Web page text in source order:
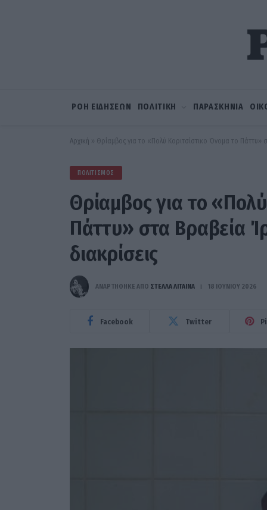
ΡΟΗ ΕΙΔΗΣΕΩΝ ΠΟΛΙΤΙΚΗ ΠΑΡΑΣΚΗΝΙΑ
Αρχική » Θρίαμβος για το «Πολύ Κοριτσίστικο Όνομα το Πάττυ»
ΠΟΛΙΤΙΣΜΌΣ
Θρίαμβος για το
Πάττυ» στα Βραβεία
διακρίσεις
ΑΝΑΡΤΗΘΗΚΕ ΑΠΟ ΣΤΈΛΛΑ ΛΊΤΑΙΝΑ 18 ΙΟΥΝΊΟΥ 2026
Facebook Twitter